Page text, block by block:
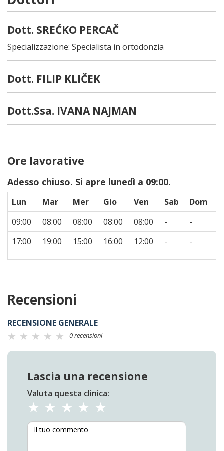
Dott. SREĆKO PERCAČ
Specializzazione: Specialista in ortodonzia
Dott. FILIP KLIČEK
Dott.Ssa. IVANA NAJMAN
Ore lavorative
Adesso chiuso. Si apre lunedì a 09:00.
Lun Mar Mer Gio Ven Sab
Dom
09:00
08:00 08:00 08:00 08:00 -
-
17:00
19:00 15:00 16:00 12:00 - -
Recensioni
RECENSIONE GENERALE
0 recensioni
Lascia una recensione
Valuta questa clinica: